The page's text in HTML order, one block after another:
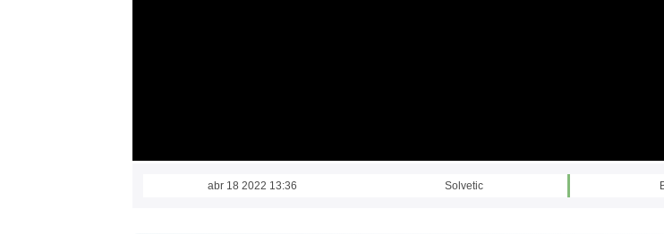
abr 18 2022 13:36 Solvetic